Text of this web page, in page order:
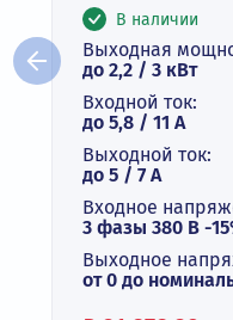
В наличии
Выходная
до 2,2 / 3 кВт
Входной ток:
до 5,8 / 11 А
Выходной ток:
до 5 / 7 A
Входное
3 фазы 380 В -
Выходное
от 0 до